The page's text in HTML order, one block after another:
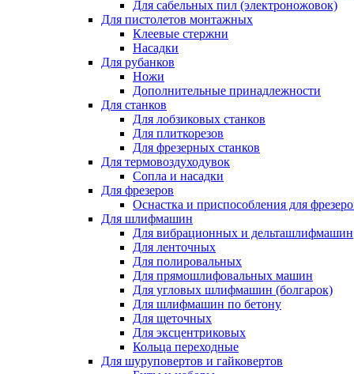
Для сабельных пил (электроножовок)
Для пистолетов монтажных
Клеевые стержни
Насадки
Для рубанков
Ножи
Дополнительные принадлежности
Для станков
Для лобзиковых станков
Для плиткорезов
Для фрезерных станков
Для термовоздуходувок
Сопла и насадки
Для фрезеров
Оснастка и приспособления для
Для шлифмашин
Для вибрационных и дельташлифмашин
Для ленточных
Для полировальных
Для прямошлифовальных машин
Для угловых шлифмашин (болгарок)
Для шлифмашин по бетону
Для щеточных
Для эксцентриковых
Кольца переходные
Для шуруповертов и гайковертов